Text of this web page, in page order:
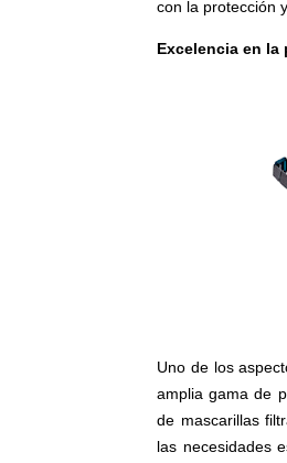
con la protección
Excelencia en
Uno de los
amplia gama de
de mascarillas
las necesidades